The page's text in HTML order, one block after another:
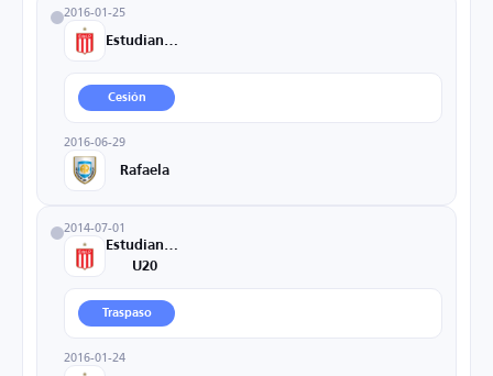
2016-01-25
Cesión
2016-06-29
Rafaela
2014-07-01
Estudiantes
U20
Traspaso
2016-01-24